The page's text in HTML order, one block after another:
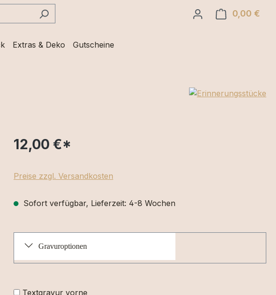
0,00 €
Extras & Deko Gutscheine
12,00 €*
Preise zzgl. Versandkosten
Sofort verfügbar, Lieferzeit: 4-8 Wochen
Gravuroptionen
Textgravur vorne